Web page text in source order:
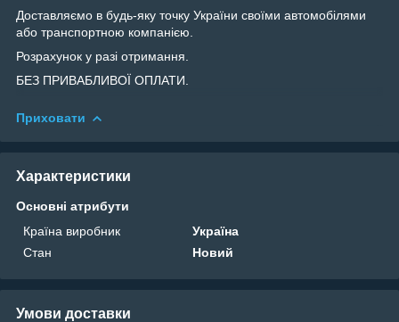
Доставляємо в будь-яку точку України своїми автомобілями
або транспортною компанією.
Розрахунок у разі отримання.
БЕЗ ПРИВАБЛИВОЇ ОПЛАТИ.
Приховати
Характеристики
Основні атрибути
Країна виробник
Україна
Стан
Новий
Умови доставки